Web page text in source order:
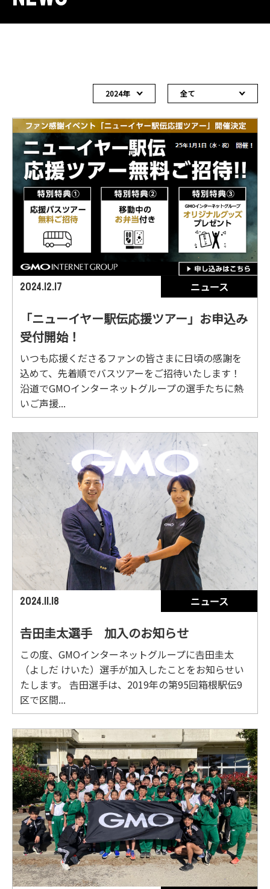
2024年 全て
2024.12.17 ニュース
「ニューイヤー駅伝応援ツアー」お申込み
受付開始！
いつも応援くださるファンの皆さまに日頃の感謝を
込めて、先着順でバスツアーをご招待いたします！
沿道でGMOインターネットグループの選手たちに熱
いご声援...
2024.11.18 ニュース
𠮷田圭太選手 加入のお知らせ
この度、GMOインターネットグループに𠮷田圭太
（よしだ けいた）選手が加入したことをお知らせい
たします。 𠮷田選手は、2019年の第95回箱根駅伝9
区で区間...